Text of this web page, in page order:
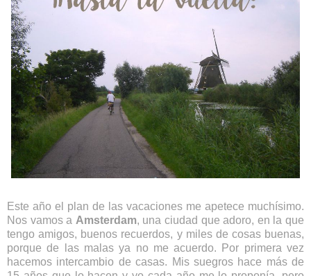
Este año el plan de las vacaciones me apetece muchísimo.
Nos vamos a Amsterdam, una ciudad que adoro, en la que
tengo amigos, buenos recuerdos, y miles de cosas buenas,
porque de las malas ya no me acuerdo. Por primera vez
hacemos intercambio de casas. Mis suegros hace más de